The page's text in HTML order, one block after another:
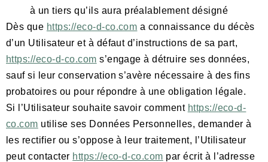
à un tiers qu’ils aura préalablement désigné
Dès que https://eco-d-co.com a connaissance du décès
d’un Utilisateur et à défaut d’instructions de sa part,
https://eco-d-co.com s’engage à détruire ses données,
sauf si leur conservation s’avère nécessaire à des fins
probatoires ou pour répondre à une obligation légale.
Si l’Utilisateur souhaite savoir comment https://eco-d-
co.com utilise ses Données Personnelles, demander à
les rectifier ou s’oppose à leur traitement, l’Utilisateur
peut contacter https://eco-d-co.com par écrit à l’adresse